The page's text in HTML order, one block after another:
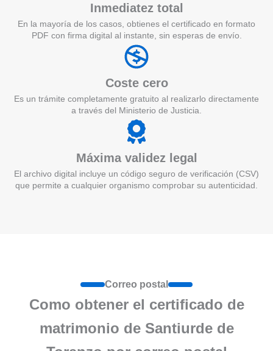
Inmediatez total
En la mayoría de los casos, obtienes el certificado en formato
PDF con firma digital al instante, sin esperas de envío.
Coste cero
Es un trámite completamente gratuito al realizarlo directamente
a través del Ministerio de Justicia.
Máxima validez legal
El archivo digital incluye un código seguro de verificación (CSV)
que permite a cualquier organismo comprobar su autenticidad.
Correo postal
Como obtener el certificado de
matrimonio de Santiurde de